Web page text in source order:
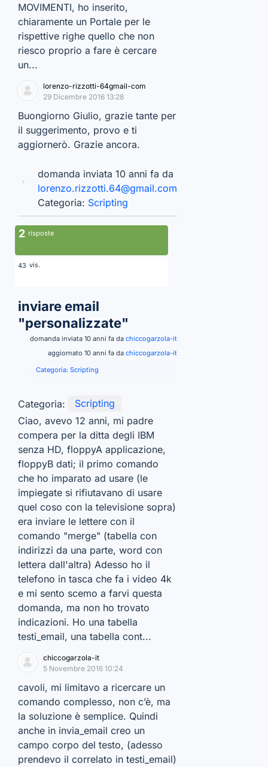
MOVIMENTI, ho inserito,
chiaramente un Portale per le
rispettive righe quello che non
riesco proprio a fare è cercare
un...
lorenzo-rizzotti-64gmail-com
29 Dicembre 2016 13:28
Buongiorno Giulio, grazie tante per
il suggerimento, provo e ti
aggiornerò. Grazie ancora.
domanda inviata 10 anni fa da
lorenzo.rizzotti.64@gmail.com
Categoria: Scripting
2 risposte
43 vis.
inviare email
"personalizzate"
domanda inviata 10 anni fa da chiccogarzola-it
aggiornato 10 anni fa da chiccogarzola-it
Categoria: Scripting
Categoria:
Scripting
Ciao, avevo 12 anni, mi padre
compera per la ditta degli IBM
senza HD, floppyA applicazione,
floppyB dati; il primo comando
che ho imparato ad usare (le
impiegate si rifiutavano di usare
quel coso con la televisione sopra)
era inviare le lettere con il
comando "merge" (tabella con
indirizzi da una parte, word con
lettera dall'altra) Adesso ho il
telefono in tasca che fa i video 4k
e mi sento scemo a farvi questa
domanda, ma non ho trovato
indicazioni. Ho una tabella
testi_email, una tabella cont...
chiccogarzola-it
5 Novembre 2016 10:24
cavoli, mi limitavo a ricercare un
comando complesso, non c’è, ma
la soluzione è semplice. Quindi
anche in invia_email creo un
campo corpo del testo, (adesso
prendevo il correlato in testi_email)